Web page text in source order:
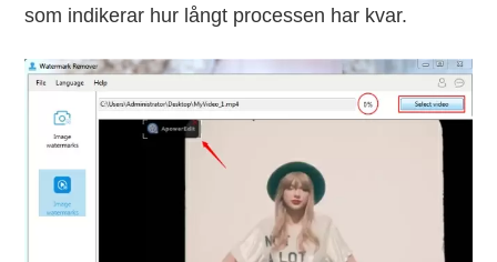
som indikerar hur långt processen har kvar.